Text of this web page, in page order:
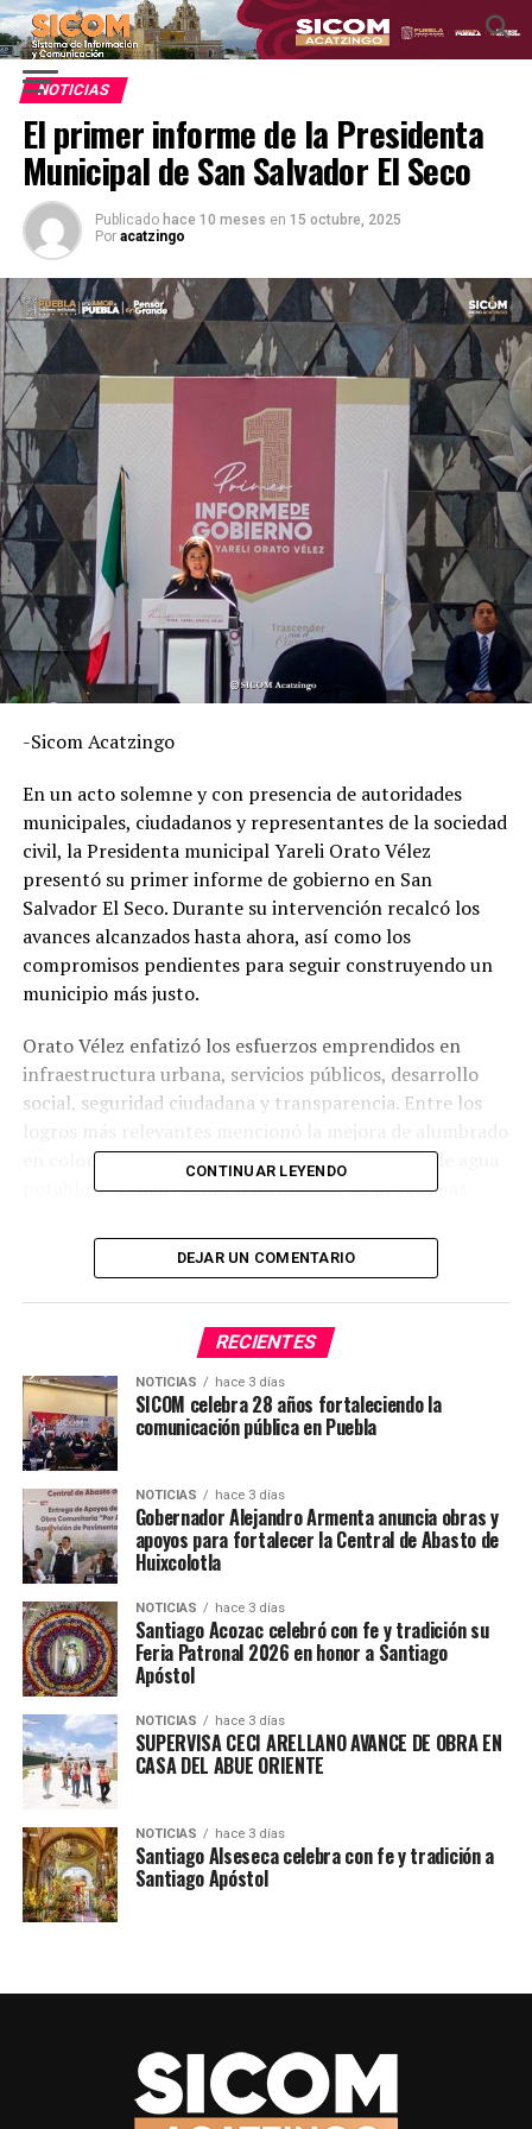
NOTICIAS
El primer informe de la Presidenta
Municipal de San Salvador El Seco
Publicado hace 10 meses en 15 octubre, 2025
Por acatzingo
-Sicom Acatzingo
En un acto solemne y con presencia de autoridades
municipales, ciudadanos y representantes de la sociedad
civil, la Presidenta municipal Yareli Orato Vélez
presentó su primer informe de gobierno en San
Salvador El Seco. Durante su intervención recalcó los
avances alcanzados hasta ahora, así como los
compromisos pendientes para seguir construyendo un
municipio más justo.
Orato Vélez enfatizó los esfuerzos emprendidos en
infraestructura urbana, servicios públicos, desarrollo
social, seguridad ciudadana y transparencia. Entre los
en colonias marginadas, rehabilitación de redes de agua
potable y drenaje, la implementación de programas
acciones coordinadas para fortalecer la seguridad
pública en el municipio.
INFORME
SIGUE CON
¡La vida y la muerte se encuentran en un campo de
cempasúchil!
NO TE PIERDAS
Apoyo continuo del Gobierno del Estado a Huauchinango
y Venustiano Carranza
CONTINUAR LEYENDO
DEJAR UN COMENTARIO
RECIENTES
NOTICIAS hace 3 días
SICOM celebra 28 años fortaleciendo la
comunicación pública en Puebla
NOTICIAS hace 3 días
Gobernador Alejandro Armenta anuncia obras y
apoyos para fortalecer la Central de Abasto de
Huixcolotla
NOTICIAS hace 3 días
Santiago Acozac celebró con fe y tradición su
Feria Patronal 2026 en honor a Santiago
Apóstol
NOTICIAS hace 3 días
SUPERVISA CECI ARELLANO AVANCE DE OBRA EN
CASA DEL ABUE ORIENTE
NOTICIAS hace 3 días
Santiago Alseseca celebra con fe y tradición a
Santiago Apóstol